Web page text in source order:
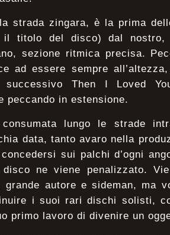
strada zingara, è la prima
il titolo del disco) dal nostro,
sezione ritmica precisa.
ad essere sempre
Then I Loved
peccando in estensione.
lungo le strade
data, tanto avaro nella
sui palchi d’ogni
disco ne viene penalizzato.
grande autore e sideman, ma
i suoi rari dischi solisti,
primo lavoro di divenire un